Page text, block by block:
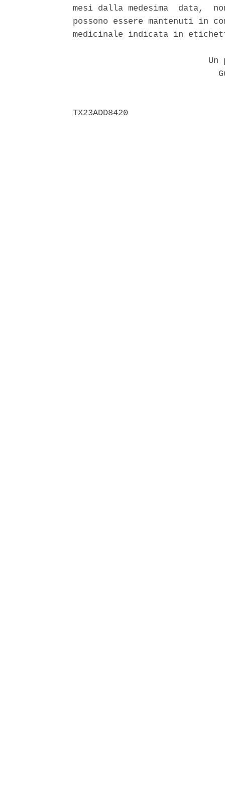
mesi dalla medesima  data,
possono essere mantenuti in
medicinale indicata in
Un